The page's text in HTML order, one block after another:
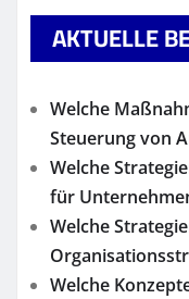
AKTUELLE
Welche
Steuerung von
Welche
für
Welche
Welche